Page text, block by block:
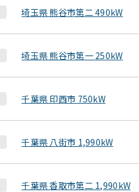
埼玉県 熊谷市第二 490kW
埼玉県 熊谷市第一 250kW
千葉県 印西市 750kW
千葉県 八街市 1,990kW
千葉県 香取市第二 1,990kW